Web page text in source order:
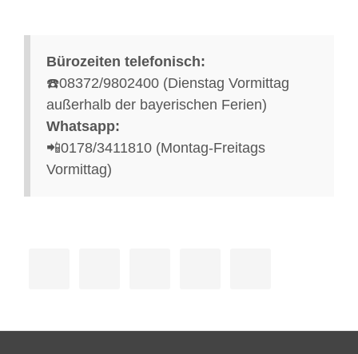
Bürozeiten telefonisch:
☎️08372/9802400 (Dienstag Vormittag
außerhalb der bayerischen Ferien)
Whatsapp:
📲0178/3411810 (Montag-Freitags
Vormittag)